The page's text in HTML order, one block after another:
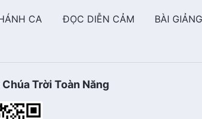
CA ĐỌC DIỄN CẢM BÀI
Trời Toàn Năng